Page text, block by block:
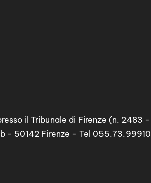
il Tribunale di Firenze (n. 2483 -
- 50142 Firenze - Tel 055.73.99910